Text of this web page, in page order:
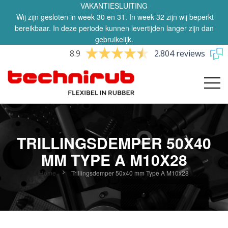
VAKANTIESLUITING
Wij zijn gesloten in week 30 en 31. In week 32 zijn wij beperkt
bereikbaar. In deze periode kunnen levertijden langer zijn dan
gebruikelijk.
8.9 2.804 reviews
TRILLINGSDEMPER 50X40
MM TYPE A M10X28
Home Trillingsdemper 50x40 mm Type A M10x28